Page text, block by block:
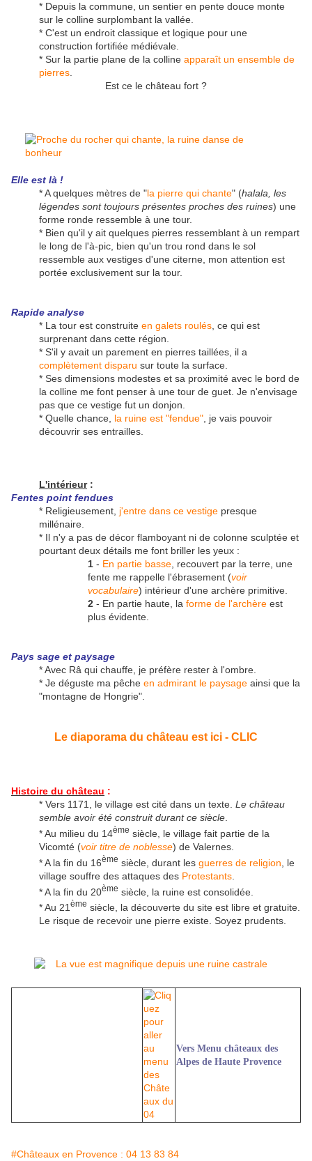
* Depuis la commune, un sentier en pente douce monte
sur le colline surplombant la vallée.
* C'est un endroit classique et logique pour une
construction fortifiée médiévale.
* Sur la partie plane de la colline apparaît un ensemble de
pierres
Est ce le château fort ?
Elle est là !
* A quelques mètres de "la pierre qui chante" (halala, les
légendes sont toujours présentes proches des ruines) une
forme ronde ressemble à une tour.
* Bien qu'il y ait quelques pierres ressemblant à un rempart
le long de l'à-pic, bien qu'un trou rond dans le sol
ressemble aux vestiges d'une citerne, mon attention est
portée exclusivement sur la tour.
Rapide analyse
* La tour est construite en galets roulés , ce qui est
surprenant dans cette région.
* S'il y avait un parement en pierres taillées, il a
complètement disparu sur toute la surface.
* Ses dimensions modestes et sa proximité avec le bord de
la colline me font penser à une tour de guet. Je n'envisage
pas que ce vestige fut un donjon.
* Quelle chance, la ruine est "fendue" , je vais pouvoir
découvrir ses entrailles.
L'intérieur:
Fentes point fendues
* Religieusement, j'entre dans ce vestige presque
millénaire.
* Il n'y a pas de décor flamboyant ni de colonne sculptée et
pourtant deux détails me font briller les yeux :
1 - En partie basse , recouvert par la terre, une
fente me rappelle l'ébrasement (voir
vocabulaire) intérieur d'une archère primitive.
2 - En partie haute, la forme de l'archère est
plus évidente.
Pays sage et paysage
* Avec Râ qui chauffe, je préfère rester à l'ombre.
* Je déguste ma pêche en admirant le paysage ainsi que la
"montagne de Hongrie".
Le diaporama du château est ici - CLIC
Histoire du château :
* Vers 1171, le village est cité dans un texte. Le château
semble avoir été construit durant ce siècle
* Au milieu du 14ème siècle, le village fait partie de la
Vicomté (voir titre de noblesse) de Valernes.
* A la fin du 16ème siècle, durant les guerres de religion , le
village souffre des attaques des Protestants
* A la fin du 20ème siècle, la ruine est consolidée.
* Au 21 ème siècle, la découverte du site est libre et gratuite.
Le risque de recevoir une pierre existe. Soyez prudents.
Vers Menu châteaux des
Alpes de Haute Provence
#Châteaux en Provence : 04 13 83 84